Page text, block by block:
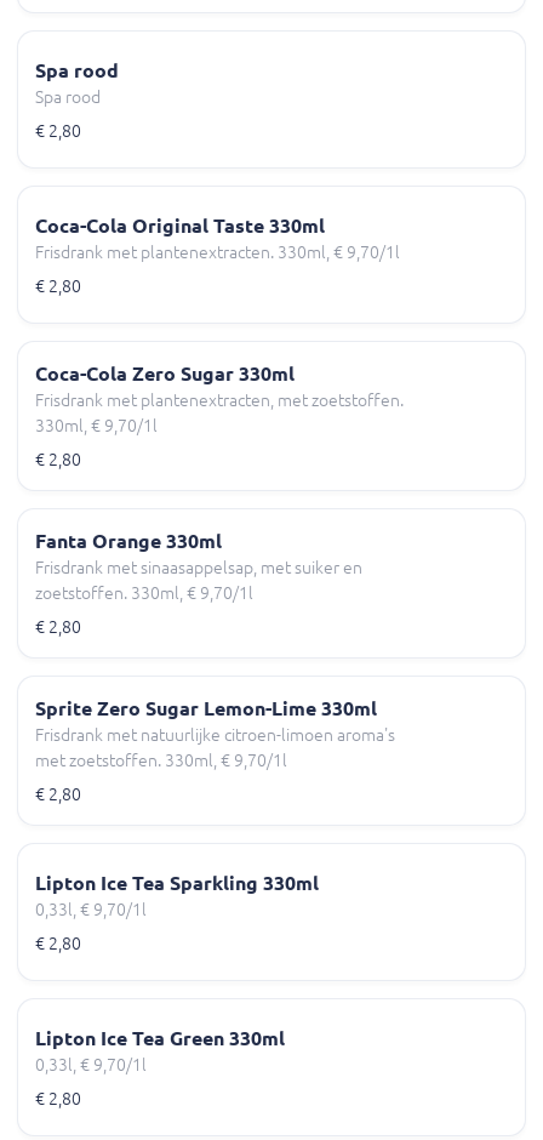
Spa rood
Spa rood
€ 2,80
Coca-Cola Original Taste 330ml
Frisdrank met plantenextracten. 330ml, € 9,70/1l
€ 2,80
Coca-Cola Zero Sugar 330ml
Frisdrank met plantenextracten, met zoetstoffen.
330ml, € 9,70/1l
€ 2,80
Fanta Orange 330ml
Frisdrank met sinaasappelsap, met suiker en
zoetstoffen. 330ml, € 9,70/1l
€ 2,80
Sprite Zero Sugar Lemon-Lime 330ml
Frisdrank met natuurlijke citroen-limoen aroma's
met zoetstoffen. 330ml, € 9,70/1l
€ 2,80
Lipton Ice Tea Sparkling 330ml
0,33l, € 9,70/1l
€ 2,80
Lipton Ice Tea Green 330ml
0,33l, € 9,70/1l
€ 2,80